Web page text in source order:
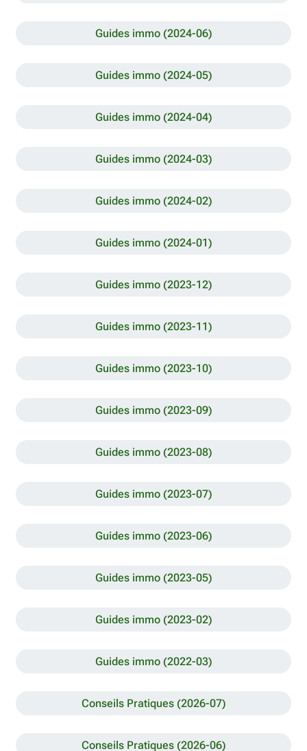
Guides immo (2024-06)
Guides immo (2024-05)
Guides immo (2024-04)
Guides immo (2024-03)
Guides immo (2024-02)
Guides immo (2024-01)
Guides immo (2023-12)
Guides immo (2023-11)
Guides immo (2023-10)
Guides immo (2023-09)
Guides immo (2023-08)
Guides immo (2023-07)
Guides immo (2023-06)
Guides immo (2023-05)
Guides immo (2023-02)
Guides immo (2022-03)
Conseils Pratiques (2026-07)
Conseils Pratiques (2026-06)